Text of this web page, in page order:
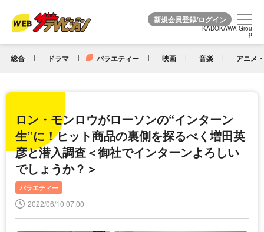
KADOKAWA Grou
p
総合 ドラマ バラエティー 映画 音楽 アニメ
KADOKAWA Grou
p
ロン・モンロウがローソンの“インターン
生”に！ヒット商品の裏側を探るべく増田英
彦と潜入調査＜御社でインターンよろしい
でしょうか？＞
バラエティー
2022/06/10 07:00